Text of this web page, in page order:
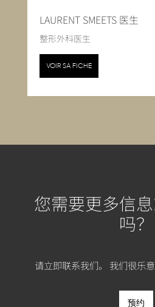
LAURENT SMEETS 医生
整形外科医生
VOIR SA FICHE
您需要更多信
吗？
请立即联系我们。 我们很乐
预约